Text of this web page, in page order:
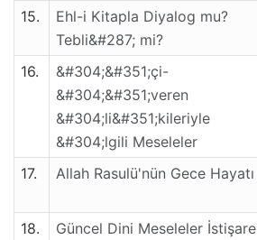
15.
Ehl-i Kitapla Diyalog mu?
Tebli&#287; mi?
16.
&#304;&#351;çi-
&#304;&#351;veren
&#304;li&#351;kileriyle
&#304;lgili Meseleler
17. Allah Rasulü'nün Gece Hayatı
18.
Güncel Dini Meseleler İstişare